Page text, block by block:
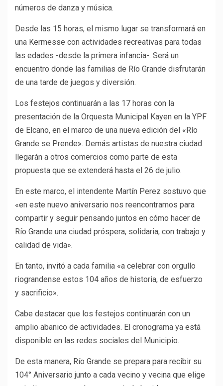
números de danza y música.
Desde las 15 horas, el mismo lugar se transformará en
una Kermesse con actividades recreativas para todas
las edades -desde la primera infancia-. Será un
encuentro donde las familias de Río Grande disfrutarán
de una tarde de juegos y diversión.
Los festejos continuarán a las 17 horas con la
presentación de la Orquesta Municipal Kayen en la YPF
de Elcano, en el marco de una nueva edición del «Río
Grande se Prende». Demás artistas de nuestra ciudad
llegarán a otros comercios como parte de esta
propuesta que se extenderá hasta el 26 de julio.
En este marco, el intendente Martín Perez sostuvo que
«en este nuevo aniversario nos reencontramos para
compartir y seguir pensando juntos en cómo hacer de
Río Grande una ciudad próspera, solidaria, con trabajo y
calidad de vida».
En tanto, invitó a cada familia «a celebrar con orgullo
riograndense estos 104 años de historia, de esfuerzo
y sacrificio».
Cabe destacar que los festejos continuarán con un
amplio abanico de actividades. El cronograma ya está
disponible en las redes sociales del Municipio.
De esta manera, Río Grande se prepara para recibir su
104° Aniversario junto a cada vecino y vecina que elige